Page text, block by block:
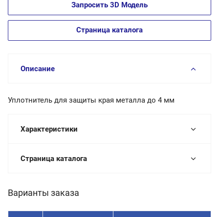
Запросить 3D Модель
Страница каталога
Описание
Уплотнитель для защиты края металла до 4 мм
Характеристики
Страница каталога
Варианты заказа